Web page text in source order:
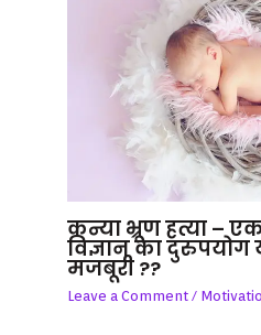
कन्या भ्रूण हत्या –
विज्ञान का दुरुपयोग
मजबूरी ??
Leave a Comment /